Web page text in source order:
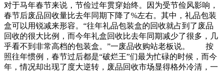
对于马年春节来说，节俭过年贯穿始终。因为受节俭风影响，
春节后废品回收量比去年同期下降了%左右。其中，礼品包装
盒可以用锐减来形容。“往年礼品包装盒的回收就占到了废品
回收的很大比例，而今年礼盒回收比去年同期减少了很多，几
乎看不到非常高档的包装盒。”一废品收购站老板说。 按
照往年惯例，春节过后都是“破烂王”们最为忙碌的时候，而今
年，情况却出现了度大逆转，废品回收市场显得格外冷清，一